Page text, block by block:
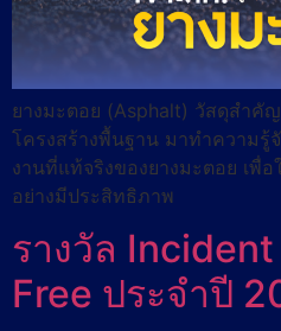
ยางมะตอย (Asphalt) วัสดุสำคั
โครงสร้างพื้นฐาน มาทำความ
งานที่แท้จริงของยางมะตอย เพื่อ
อย่างมีประสิทธิภาพ
รางวัล
Free ประจำปี